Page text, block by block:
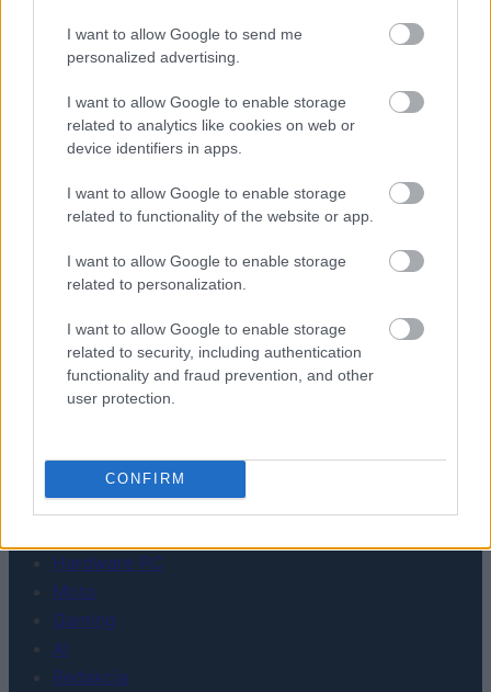
I want to allow Google to send me
personalized advertising.
I want to allow Google to enable storage
related to analytics like cookies on web or
device identifiers in apps.
I want to allow Google to enable storage
related to functionality of the website or app.
I want to allow Google to enable storage
related to personalization.
I want to allow Google to enable storage
related to security, including authentication
functionality and fraud prevention, and other
user protection.
CONFIRM
SMARTFONY
WEARABLE
TV
Recenzje
Porady
Promocje
Hardware PC
Moto
Gaming
AI
Redakcja